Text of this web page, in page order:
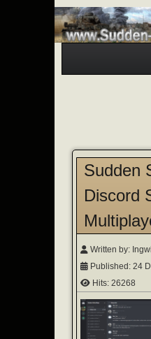
Sudden
Discord
Written by:
Published: 24
Hits: 26268